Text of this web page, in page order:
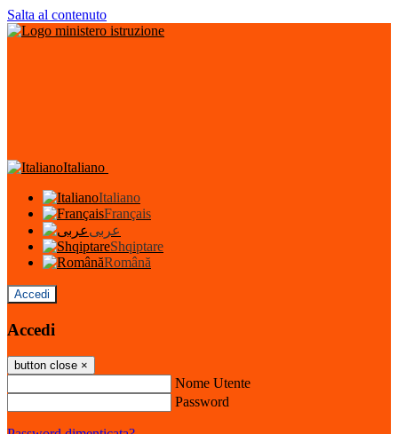
Salta al contenuto
Italiano
Italiano
Français
عربى
Shqiptare
Română
Accedi
Accedi
button close ×
Nome Utente
Password